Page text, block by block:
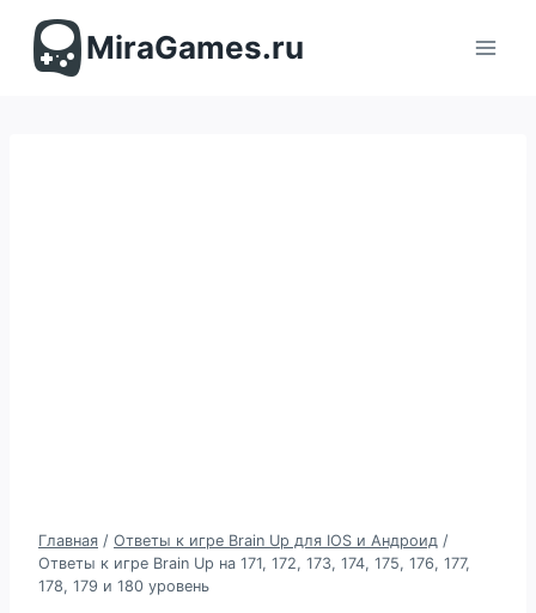
содержимомуMiraGames.ru
Главная / Ответы к игре Brain Up для IOS и Андроид /
Ответы к игре Brain Up на 171, 172, 173, 174, 175, 176, 177,
178, 179 и 180 уровень